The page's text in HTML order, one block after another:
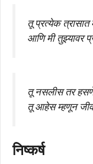
तू प्रत्येक
आणि मी तुझ्यावर
तू नसलीस तर
तू आहेस म्हणून
निष्कर्ष